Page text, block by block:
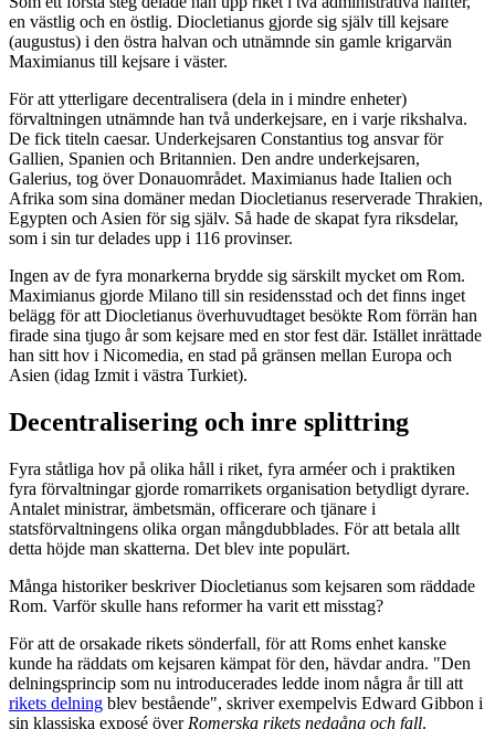
en västlig och en östlig. Diocletianus gjorde sig själv till kejsare
(augustus) i den östra halvan och utnämnde sin gamle krigarvän
Maximianus till kejsare i väster.
För att ytterligare decentralisera (dela in i mindre enheter)
förvaltningen utnämnde han två underkejsare, en i varje rikshalva.
De fick titeln caesar. Underkejsaren Constantius tog ansvar för
Gallien, Spanien och Britannien. Den andre underkejsaren,
Galerius, tog över Donauområdet. Maximianus hade Italien och
Afrika som sina domäner medan Diocletianus reserverade Thrakien,
Egypten och Asien för sig själv. Så hade de skapat fyra riksdelar,
som i sin tur delades upp i 116 provinser.
Ingen av de fyra monarkerna brydde sig särskilt mycket om Rom.
Maximianus gjorde Milano till sin residensstad och det finns inget
belägg för att Diocletianus överhuvudtaget besökte Rom förrän han
firade sina tjugo år som kejsare med en stor fest där. Istället inrättade
han sitt hov i Nicomedia, en stad på gränsen mellan Europa och
Asien (idag Izmit i västra Turkiet).
Decentralisering och inre splittring
Fyra ståtliga hov på olika håll i riket, fyra arméer och i praktiken
fyra förvaltningar gjorde romarrikets organisation betydligt dyrare.
Antalet ministrar, ämbetsmän, officerare och tjänare i
statsförvaltningens olika organ mångdubblades. För att betala allt
detta höjde man skatterna. Det blev inte populärt.
Många historiker beskriver Diocletianus som kejsaren som räddade
Rom. Varför skulle hans reformer ha varit ett misstag?
För att de orsakade rikets sönderfall, för att Roms enhet kanske
kunde ha räddats om kejsaren kämpat för den, hävdar andra. "Den
delningsprincip som nu introducerades ledde inom några år till att
rikets delning blev bestående", skriver exempelvis Edward Gibbon i
sin klassiska exposé över Romerska rikets nedgång och fall.